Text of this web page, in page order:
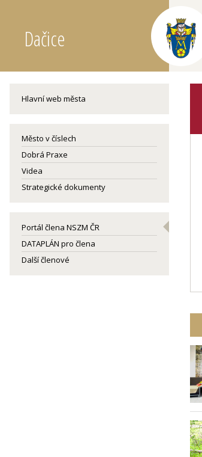
Dačice
Hlavní web města
Město v číslech
Dobrá Praxe
Videa
Strategické dokumenty
Portál člena NSZM ČR
DATAPLÁN pro člena
Další členové